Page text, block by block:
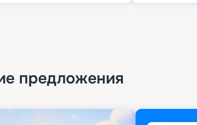
предложения